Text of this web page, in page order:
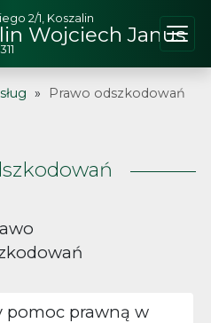
2/1, Koszalin
» Prawo odszkodowań
pomoc prawną w